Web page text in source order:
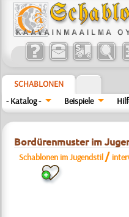
SCHABLONEN
- Katalog -
Beispiele
Bordürenmuster im
Schablonen im Jugendstil /